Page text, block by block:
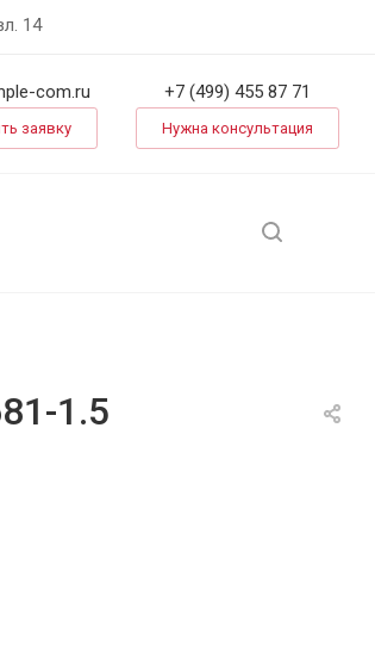
14
com.ru
заявку
+7 (499) 455 87 71
Нужна консультация
1.5